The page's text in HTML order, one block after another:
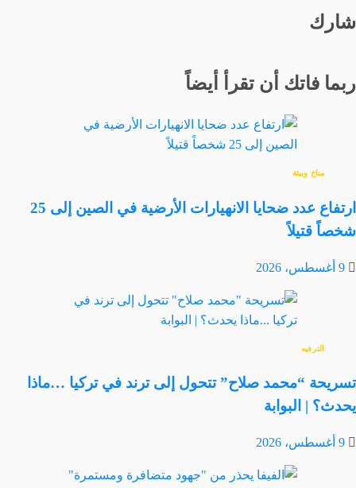
شارك
ربما فاتك أن تقرأ أيضاً
مناخ وبيئة
ارتفاع عدد ضحايا الانهيارات الأرضية في الصين إلى 25
شخصاً قتيلاً
9 أغسطس، 2026
الترفيه
تسريحة “محمد صلاح” تتحول إلى ترند في تركيا …ماذا
يحدث؟ | البوابة
9 أغسطس، 2026